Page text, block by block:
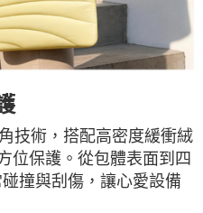
技術，搭配高密度緩衝絨
位保護。從包體表面到四
撞與刮傷，讓心愛設備